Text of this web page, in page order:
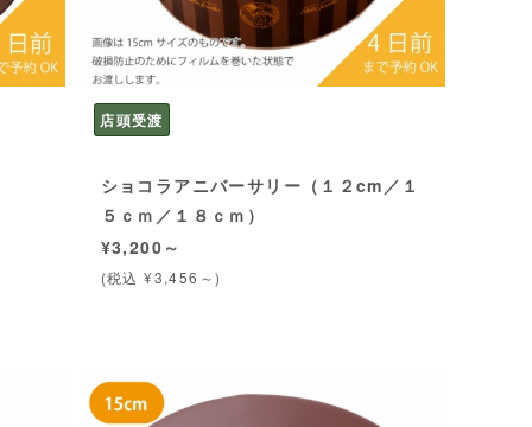
店頭受渡
ショコラアニバーサリー（１２cm／１
５ｃｍ／１８ｃｍ）
¥3,200～
(税込 ¥3,456～)